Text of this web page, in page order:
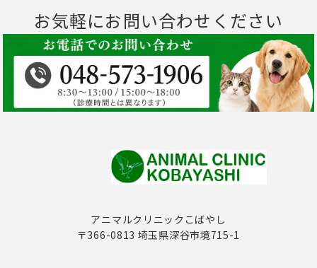
お気軽にお問い合わせください
アニマルクリニックこばやし
〒366-0813 埼玉県深谷市境715-1